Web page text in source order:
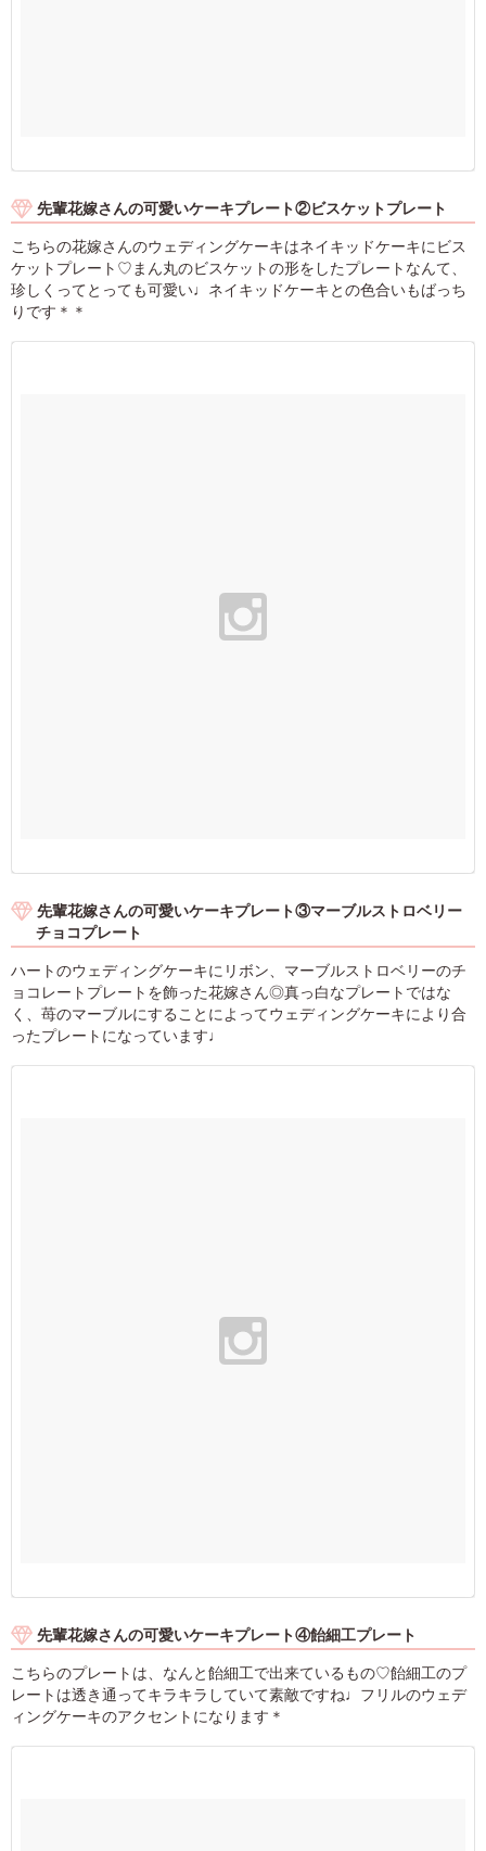
先輩花嫁さんの可愛いケーキプレート②ビスケットプレート
こちらの花嫁さんのウェディングケーキはネイキッドケーキにビス
ケットプレート♡まん丸のビスケットの形をしたプレートなんて、
珍しくってとっても可愛い♩ネイキッドケーキとの色合いもばっち
りです＊＊
先輩花嫁さんの可愛いケーキプレート③マーブルストロベリー
チョコプレート
ハートのウェディングケーキにリボン、マーブルストロベリーのチ
ョコレートプレートを飾った花嫁さん◎真っ白なプレートではな
く、苺のマーブルにすることによってウェディングケーキにより合
ったプレートになっています♩
先輩花嫁さんの可愛いケーキプレート④飴細工プレート
こちらのプレートは、なんと飴細工で出来ているもの♡飴細工のプ
レートは透き通ってキラキラしていて素敵ですね♩フリルのウェデ
ィングケーキのアクセントになります＊